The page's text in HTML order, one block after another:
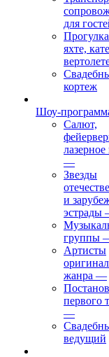
для
яхте,
кортеж
Шоу-
Салют,
—
Звезды
и
эстрады
группы
Артисты
жанра —
первого
—
ведущий